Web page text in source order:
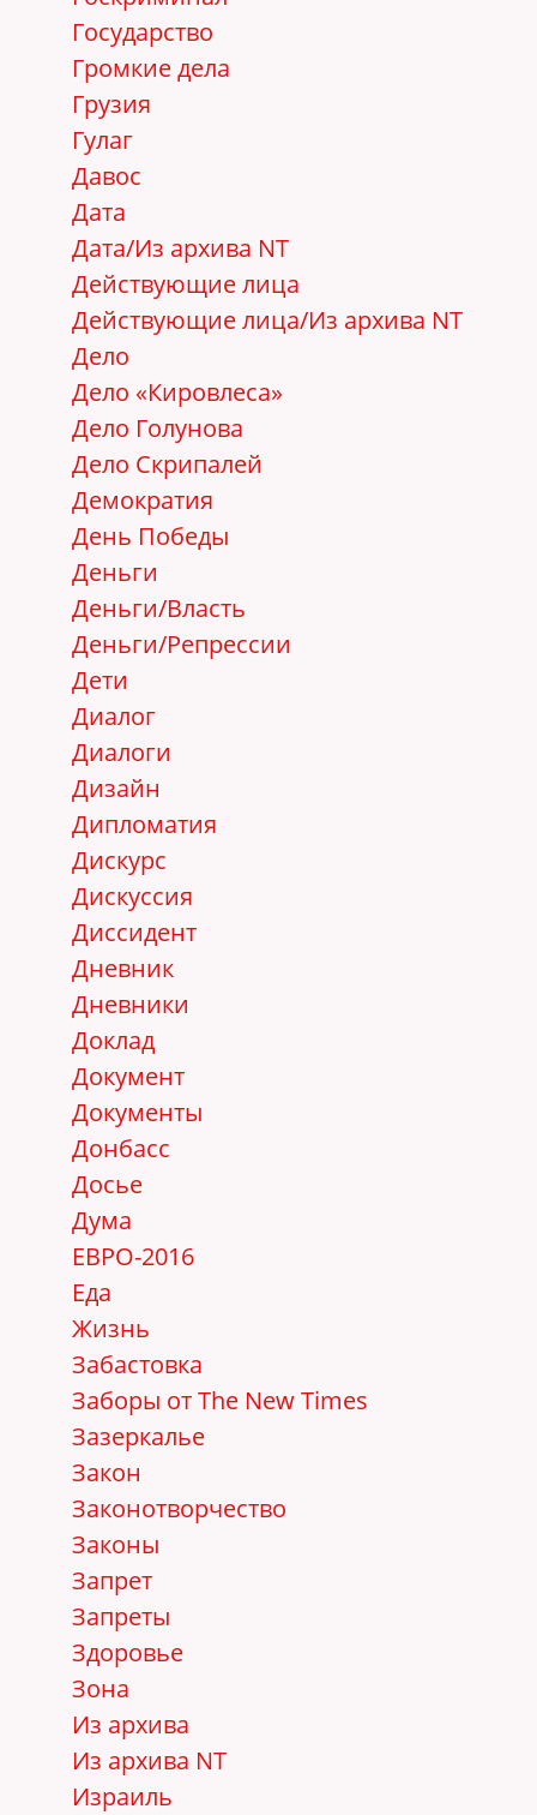
Государство
Громкие дела
Грузия
Гулаг
Давос
Дата
Дата/Из архива NT
Действующие лица
Действующие лица/Из архива NT
Дело
Дело «Кировлеса»
Дело Голунова
Дело Скрипалей
Демократия
День Победы
Деньги
Деньги/Власть
Деньги/Репрессии
Дети
Диалог
Диалоги
Дизайн
Дипломатия
Дискурс
Дискуссия
Диссидент
Дневник
Дневники
Доклад
Документ
Документы
Донбасс
Досье
Дума
ЕВРО-2016
Еда
Жизнь
Забастовка
Заборы от The New Times
Зазеркалье
Закон
Законотворчество
Законы
Запрет
Запреты
Здоровье
Зона
Из архива
Из архива NT
Израиль